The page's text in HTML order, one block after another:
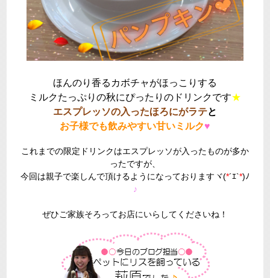
ほんのり香るカボチャがほっこりする
ミルクたっぷりの秋にぴったりのドリンクです★
エスプレッソの入ったほろにがラテと
お子様でも飲みやすい甘いミルク♥
これまでの限定ドリンクはエスプレッソが入ったものが多か
ったですが、
今回は親子で楽しんで頂けるようになっておりますヾ(*´ｴ`*)ﾉ
♪
ぜひご家族そろってお店にいらしてくださいね！